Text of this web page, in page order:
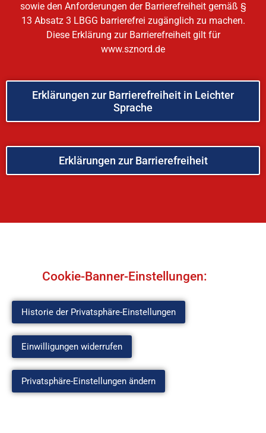
sowie den Anforderungen der Barrierefreiheit gemäß §
13 Absatz 3 LBGG barrierefrei zugänglich zu machen.
Diese Erklärung zur Barrierefreiheit gilt für
www.sznord.de
Erklärungen zur Barrierefreiheit in Leichter
Sprache
Erklärungen zur Barrierefreiheit
Cookie-Banner-Einstellungen:
Historie der Privatsphäre-Einstellungen
Einwilligungen widerrufen
Privatsphäre-Einstellungen ändern